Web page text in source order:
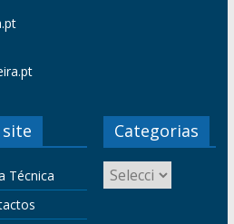
site
Técnica
Categorias